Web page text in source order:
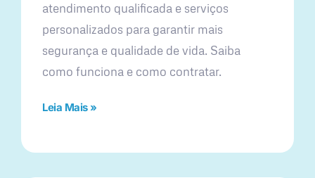
atendimento qualificada e serviços
personalizados para garantir mais
segurança e qualidade de vida. Saiba
como funciona e como contratar.
Leia Mais »